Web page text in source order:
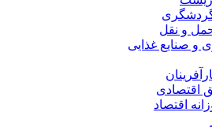
گردشگری
حمل و نقل
و صنایع غذایی
اقتصادی
اقتصاد